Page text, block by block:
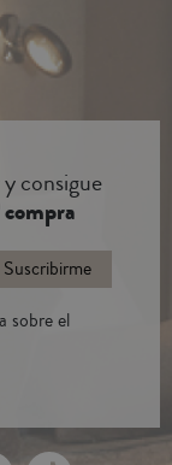
consigue
compra
Suscribirme
sobre el